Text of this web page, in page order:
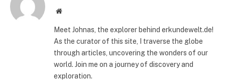
Website
Meet Johnas, the explorer behind erkundewelt.de!
As the curator of this site, I traverse the globe
through articles, uncovering the wonders of our
world. Join me on a journey of discovery and
exploration.